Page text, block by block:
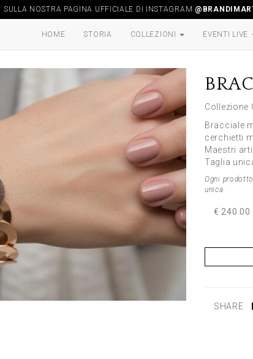
SULLA NOSTRA PAGINA UFFICIALE DI INSTAGRAM
HOME STORIA COLLEZIONI EVENTI LIVE
Collezione
Bracciale
cerchietti
Maestri
Taglia
Ogni
unica.
€ 240.00
SHARE